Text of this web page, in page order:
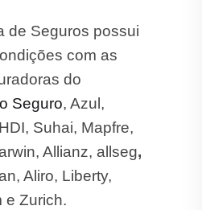
de Seguros possui
com as
do
Seguro, Azul,
Suhai, Mapfre,
Allianz, allseg,
Aliro, Liberty,
e Zurich.